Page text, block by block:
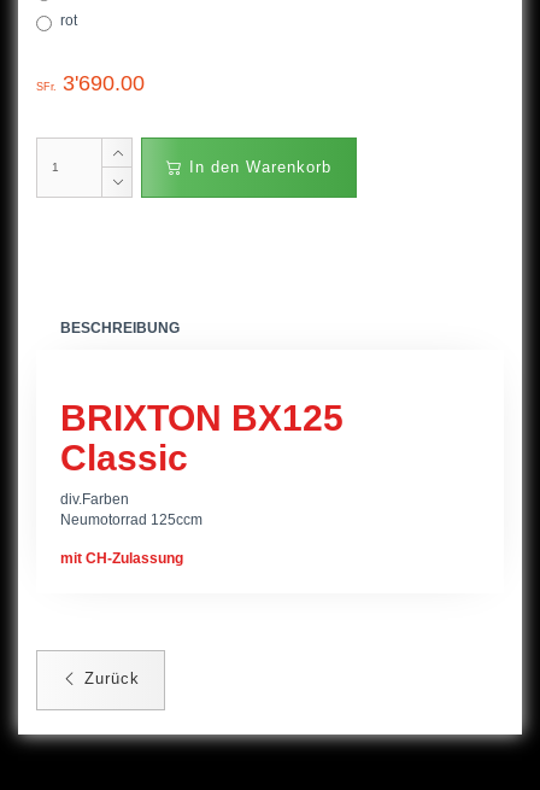
rot
SFr. 3'690.00
In den Warenkorb
BESCHREIBUNG
BRIXTON BX125
Classic
div.Farben
Neumotorrad 125ccm
mit CH-Zulassung
Zurück